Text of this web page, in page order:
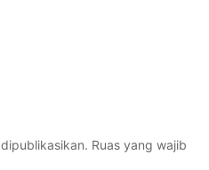
Ruas yang wajib